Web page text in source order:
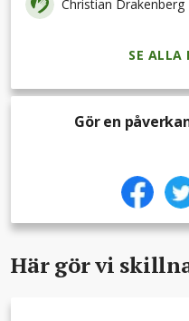
Christian Drakenberg
SE ALLA
Gör en
Här gör vi